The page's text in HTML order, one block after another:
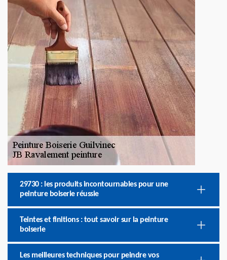
29730 : les produits incontournables pour une
peinture boiserie réussie
Teintes et finitions : tout savoir sur la peinture
boiserie
Les meilleures techniques pour peindre vos